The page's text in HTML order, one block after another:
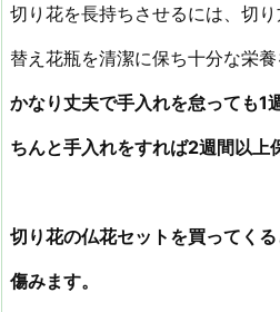
切り花を長持ちさせるには、切
替え花瓶を清潔に保ち十分な栄養
かなり丈夫で手入れを怠っても1
ちんと手入れをすれば2週間以上
切り花の仏花セットを買ってく
傷みます。